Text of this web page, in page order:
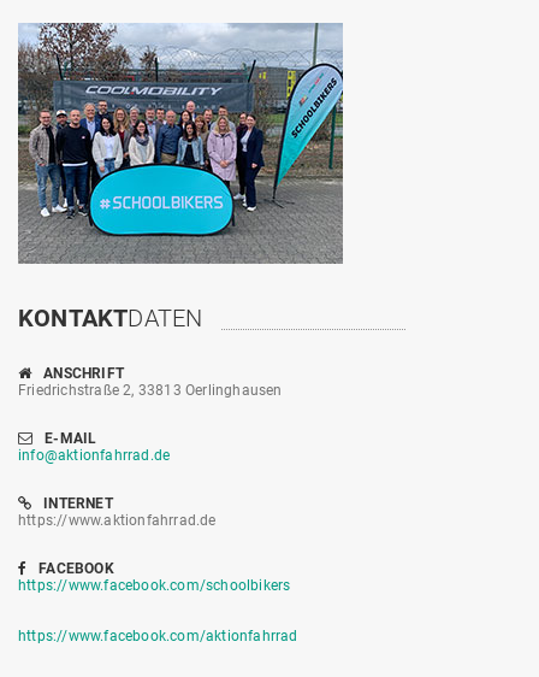
KONTAKTDATEN
ANSCHRIFT
Friedrichstraße 2, 33813 Oerlinghausen
E-MAIL
info@aktionfahrrad.de
INTERNET
https://www.aktionfahrrad.de
FACEBOOK
https://www.facebook.com/schoolbikers
https://www.facebook.com/aktionfahrrad